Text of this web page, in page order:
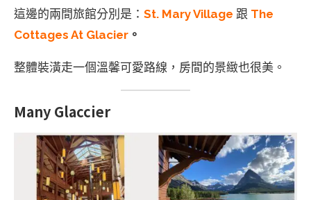
這邊的兩間旅館分別是： St. Mary Village 跟 The
Cottages At Glacier 。
整體裝潢走一個溫馨可愛路線，房間的景緻也很美。
Many Glaccier